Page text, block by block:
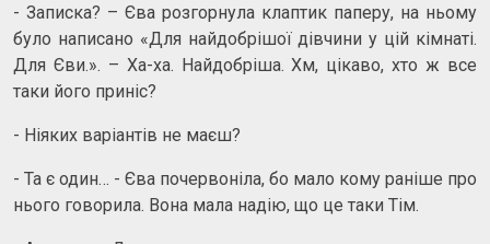
- Записка? – Єва розгорнула клаптик паперу, на ньому
було написано «Для найдобрішої дівчини у цій кімнаті.
Для Єви.». – Ха-ха. Найдобріша. Хм, цікаво, хто ж все
таки його приніс?
- Ніяких варіантів не маєш?
- Та є один… - Єва почервоніла, бо мало кому раніше про
нього говорила. Вона мала надію, що це таки Тім.